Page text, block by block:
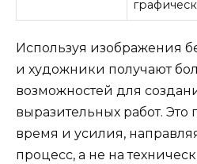
Используя изображения
и художники получают
возможностей для
выразительных работ. Это
время и усилия,
процесс, а не на